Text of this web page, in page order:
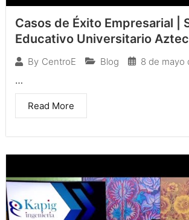
Casos de Éxito Empresarial |
Educativo Universitario
By CentroE Blog 8 de mayo
…
Read More